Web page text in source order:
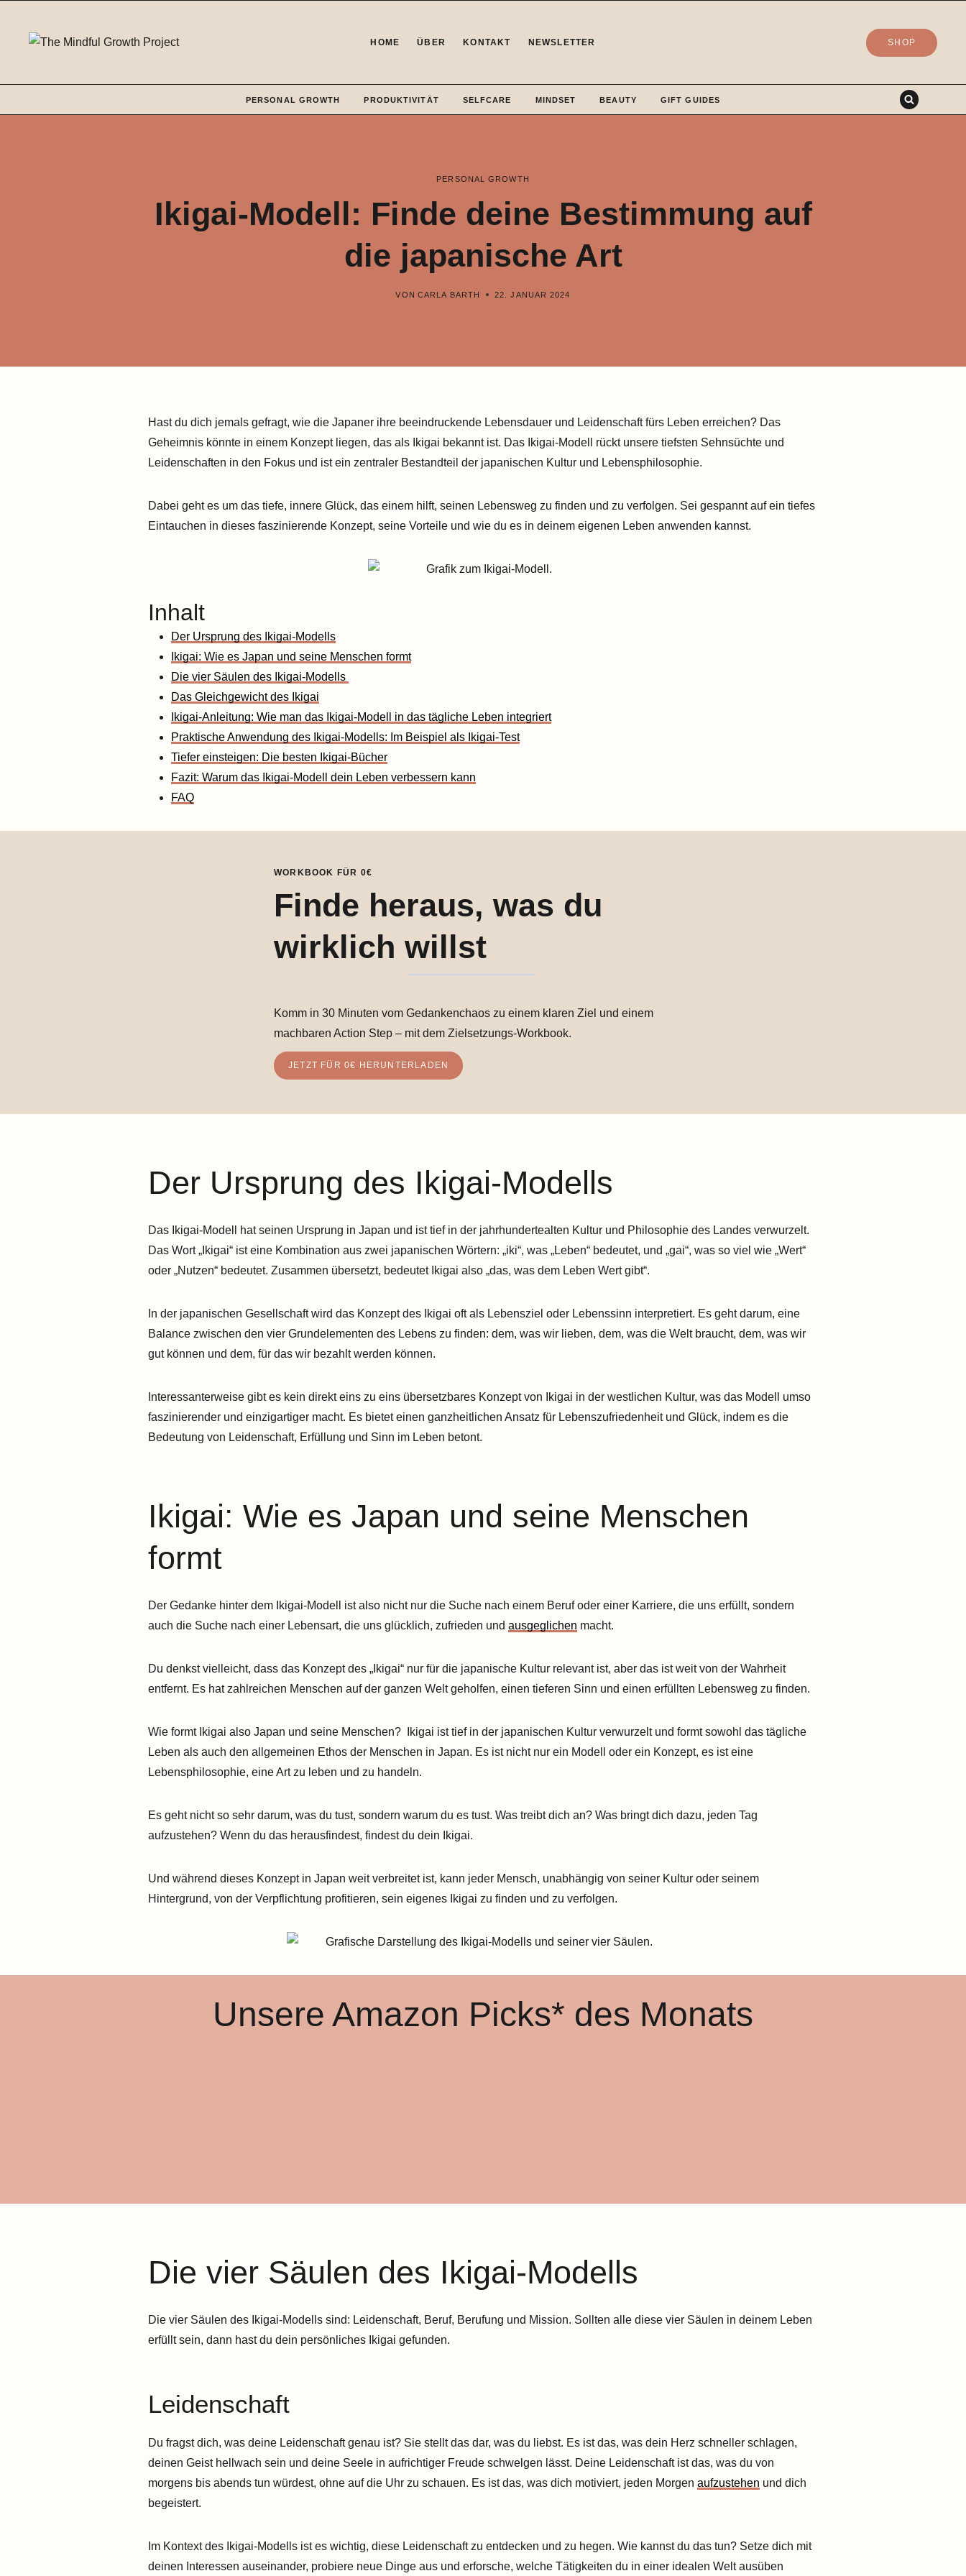
springen
HOME ÜBER KONTAKT NEWSLETTER SHOP
PERSONAL GROWTH PRODUKTIVITÄT SELFCARE MINDSET BEAUTY GIFT GUIDES
PERSONAL GROWTH
Ikigai-Modell: Finde deine Bestimmung auf
die japanische Art
VON CARLA BARTH 22. JANUAR 2024
Hast du dich jemals gefragt, wie die Japaner ihre beeindruckende Lebensdauer und Leidenschaft fürs Leben erreichen? Das
Geheimnis könnte in einem Konzept liegen, das als Ikigai bekannt ist. Das Ikigai-Modell rückt unsere tiefsten Sehnsüchte und
Leidenschaften in den Fokus und ist ein zentraler Bestandteil der japanischen Kultur und Lebensphilosophie.
Dabei geht es um das tiefe, innere Glück, das einem hilft, seinen Lebensweg zu finden und zu verfolgen. Sei gespannt auf ein tiefes
Eintauchen in dieses faszinierende Konzept, seine Vorteile und wie du es in deinem eigenen Leben anwenden kannst.
Inhalt
Der Ursprung des Ikigai-Modells
Ikigai: Wie es Japan und seine Menschen formt
Die vier Säulen des Ikigai-Modells
Das Gleichgewicht des Ikigai
Ikigai-Anleitung: Wie man das Ikigai-Modell in das tägliche Leben integriert
Praktische Anwendung des Ikigai-Modells: Im Beispiel als Ikigai-Test
Tiefer einsteigen: Die besten Ikigai-Bücher
Fazit: Warum das Ikigai-Modell dein Leben verbessern kann
FAQ
WORKBOOK FÜR 0€
Finde heraus, was du
wirklich willst
Komm in 30 Minuten vom Gedankenchaos zu einem klaren Ziel und einem
machbaren Action Step – mit dem Zielsetzungs-Workbook.
JETZT FÜR 0€ HERUNTERLADEN
Der Ursprung des Ikigai-Modells
Das Ikigai-Modell hat seinen Ursprung in Japan und ist tief in der jahrhundertealten Kultur und Philosophie des Landes verwurzelt.
Das Wort „Ikigai“ ist eine Kombination aus zwei japanischen Wörtern: „iki“, was „Leben“ bedeutet, und „gai“, was so viel wie „Wert“
oder „Nutzen“ bedeutet. Zusammen übersetzt, bedeutet Ikigai also „das, was dem Leben Wert gibt“.
In der japanischen Gesellschaft wird das Konzept des Ikigai oft als Lebensziel oder Lebenssinn interpretiert. Es geht darum, eine
Balance zwischen den vier Grundelementen des Lebens zu finden: dem, was wir lieben, dem, was die Welt braucht, dem, was wir
gut können und dem, für das wir bezahlt werden können.
Interessanterweise gibt es kein direkt eins zu eins übersetzbares Konzept von Ikigai in der westlichen Kultur, was das Modell umso
faszinierender und einzigartiger macht. Es bietet einen ganzheitlichen Ansatz für Lebenszufriedenheit und Glück, indem es die
Bedeutung von Leidenschaft, Erfüllung und Sinn im Leben betont.
Ikigai: Wie es Japan und seine Menschen
formt
Der Gedanke hinter dem Ikigai-Modell ist also nicht nur die Suche nach einem Beruf oder einer Karriere, die uns erfüllt, sondern
auch die Suche nach einer Lebensart, die uns glücklich, zufrieden und ausgeglichen macht.
Du denkst vielleicht, dass das Konzept des „Ikigai“ nur für die japanische Kultur relevant ist, aber das ist weit von der Wahrheit
entfernt. Es hat zahlreichen Menschen auf der ganzen Welt geholfen, einen tieferen Sinn und einen erfüllten Lebensweg zu finden.
Wie formt Ikigai also Japan und seine Menschen? Ikigai ist tief in der japanischen Kultur verwurzelt und formt sowohl das tägliche
Leben als auch den allgemeinen Ethos der Menschen in Japan. Es ist nicht nur ein Modell oder ein Konzept, es ist eine
Lebensphilosophie, eine Art zu leben und zu handeln.
Es geht nicht so sehr darum, was du tust, sondern warum du es tust. Was treibt dich an? Was bringt dich dazu, jeden Tag
aufzustehen? Wenn du das herausfindest, findest du dein Ikigai.
Und während dieses Konzept in Japan weit verbreitet ist, kann jeder Mensch, unabhängig von seiner Kultur oder seinem
Hintergrund, von der Verpflichtung profitieren, sein eigenes Ikigai zu finden und zu verfolgen.
Unsere Amazon Picks* des Monats
Die vier Säulen des Ikigai-Modells
Die vier Säulen des Ikigai-Modells sind: Leidenschaft, Beruf, Berufung und Mission. Sollten alle diese vier Säulen in deinem Leben
erfüllt sein, dann hast du dein persönliches Ikigai gefunden.
Leidenschaft
Du fragst dich, was deine Leidenschaft genau ist? Sie stellt das dar, was du liebst. Es ist das, was dein Herz schneller schlagen,
deinen Geist hellwach sein und deine Seele in aufrichtiger Freude schwelgen lässt. Deine Leidenschaft ist das, was du von
morgens bis abends tun würdest, ohne auf die Uhr zu schauen. Es ist das, was dich motiviert, jeden Morgen aufzustehen und dich
begeistert.
Im Kontext des Ikigai-Modells ist es wichtig, diese Leidenschaft zu entdecken und zu hegen. Wie kannst du das tun? Setze dich mit
deinen Interessen auseinander, probiere neue Dinge aus und erforsche, welche Tätigkeiten du in einer idealen Welt ausüben